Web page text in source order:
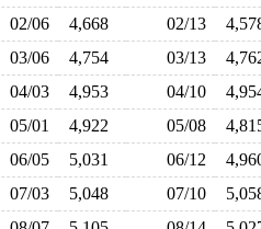
02/06 4,668 02/13
03/06 4,754 03/13
04/03 4,953 04/10
05/01 4,922 05/08
06/05 5,031 06/12
07/03 5,048 07/10